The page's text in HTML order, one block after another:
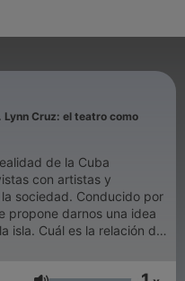
Lynn Cruz: el teatro como
de la Cuba
con artistas y
sociedad. Conducido por
propone darnos una idea
isla. Cuál es la relación de
los proyectos